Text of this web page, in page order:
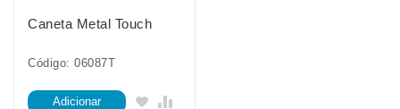
Caneta Metal Touch
Código: 06087T
Adicionar